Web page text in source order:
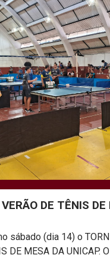
DE TÊNIS DE
sábado (dia 14) o
DA UNICAP. O Evento foi